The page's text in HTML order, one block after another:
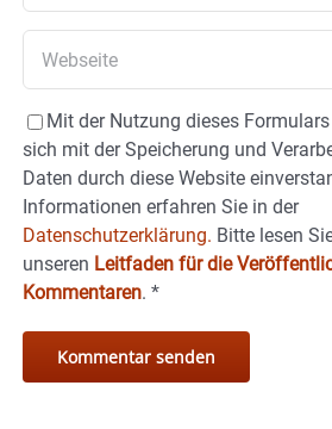
Mit der Nutzung dieses
sich mit der Speicherung und
Daten durch diese Website
Informationen erfahren Sie in der
Datenschutzerklärung. Bitte lesen
unseren Leitfaden für die
Kommentaren. *